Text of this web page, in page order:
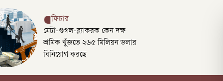
ফিচার
মেটা-গুগল-ব্ল্যাকরক কেন দক্ষ
শ্রমিক খুঁজতে ২৬৫ মিলিয়ন ডলার
বিনিয়োগ করছে